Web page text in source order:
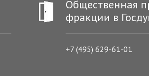
Общественная
фракции в
+7 (495) 629-61-01